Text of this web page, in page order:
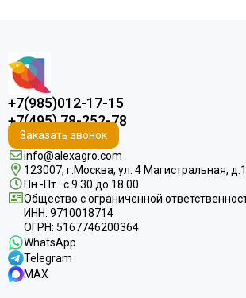
+7(985)012-17-15
+7(495) 78-252-78
Заказать звонок
info@alexagro.com
123007, г.Москва, ул. 4 Магистральная,
Пн.-Пт.: с 9:30 до 18:00
Общество с ограниченной
ИНН: 9710018714
ОГРН: 5167746200364
WhatsApp
Telegram
MAX